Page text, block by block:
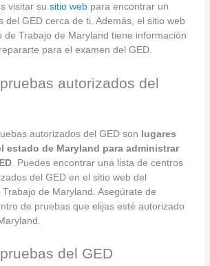
visitar su sitio webpara encontrar un
del GED cerca de ti. Además, el sitio web
de Trabajo de Maryland tiene información
para el examen del GED.
autorizados del
autorizados del GED son lugares
estado de Maryland para administrar
. Puedes encontrar una lista de centros
del GED en el sitio web del
de Maryland. Asegúrate de
de pruebas que elijas esté autorizado
del GED